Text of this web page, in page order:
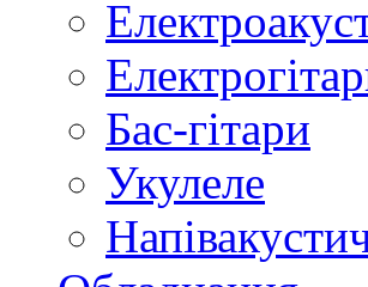
Бас-гітари
Укулеле